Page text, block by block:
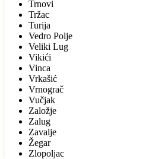
Trnovi
Tržac
Turija
Vedro Polje
Veliki Lug
Vikići
Vinca
Vrkašić
Vrnograč
Vučjak
Založje
Zalug
Zavalje
Žegar
Zlopoljac